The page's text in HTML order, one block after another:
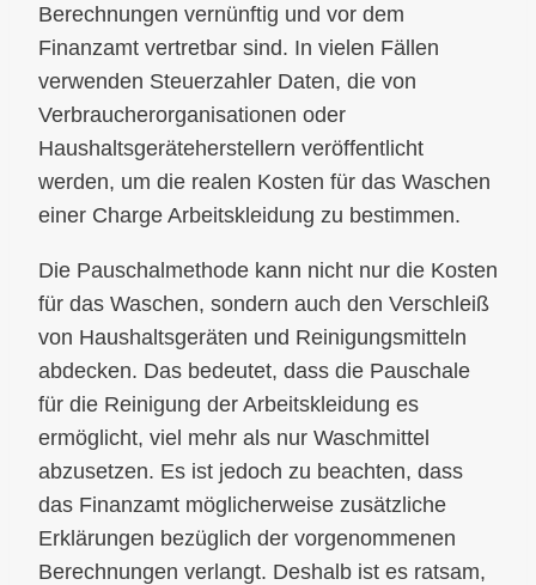
Berechnungen vernünftig und vor dem
Finanzamt vertretbar sind. In vielen Fällen
verwenden Steuerzahler Daten, die von
Verbraucherorganisationen oder
Haushaltsgeräteherstellern veröffentlicht
werden, um die realen Kosten für das Waschen
einer Charge Arbeitskleidung zu bestimmen.
Die Pauschalmethode kann nicht nur die Kosten
für das Waschen, sondern auch den Verschleiß
von Haushaltsgeräten und Reinigungsmitteln
abdecken. Das bedeutet, dass die Pauschale
für die Reinigung der Arbeitskleidung es
ermöglicht, viel mehr als nur Waschmittel
abzusetzen. Es ist jedoch zu beachten, dass
das Finanzamt möglicherweise zusätzliche
Erklärungen bezüglich der vorgenommenen
Berechnungen verlangt. Deshalb ist es ratsam,